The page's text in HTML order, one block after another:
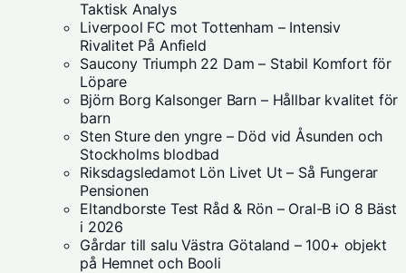
Taktisk Analys
Liverpool FC mot Tottenham – Intensiv
Rivalitet På Anfield
Saucony Triumph 22 Dam – Stabil Komfort för
Löpare
Björn Borg Kalsonger Barn – Hållbar kvalitet för
barn
Sten Sture den yngre – Död vid Åsunden och
Stockholms blodbad
Riksdagsledamot Lön Livet Ut – Så Fungerar
Pensionen
Eltandborste Test Råd & Rön – Oral-B iO 8 Bäst
i 2026
Gårdar till salu Västra Götaland – 100+ objekt
på Hemnet och Booli